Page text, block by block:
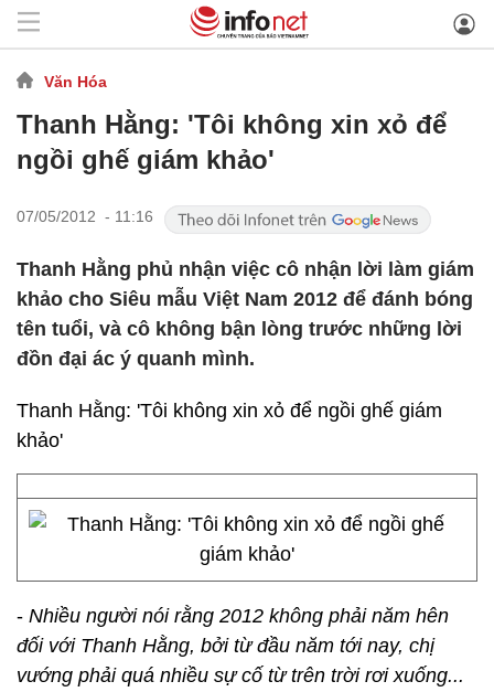
Văn Hóa
Thanh Hằng: 'Tôi không xin xỏ để
ngồi ghế giám khảo'
07/05/2012 - 11:16
Thanh Hằng phủ nhận việc cô nhận lời làm giám
khảo cho Siêu mẫu Việt Nam 2012 để đánh bóng
tên tuổi, và cô không bận lòng trước những lời
đồn đại ác ý quanh mình.
Thanh Hằng: 'Tôi không xin xỏ để ngồi ghế giám
khảo'
- Nhiều người nói rằng 2012 không phải năm hên
đối với Thanh Hằng, bởi từ đầu năm tới nay, chị
vướng phải quá nhiều sự cố từ trên trời rơi xuống...